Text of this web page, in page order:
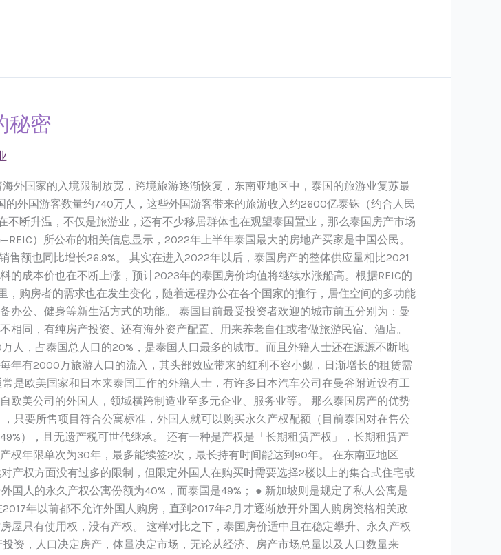
秘密
外国家的入境限制放宽，跨境旅游逐渐恢复，东南亚地区中，泰国的旅游业复苏最
外国游客数量约740万人，这些外国游客带来的旅游收入约2600亿泰铢（约合人民
断升温，不仅是旅游业，还有不少移居群体也在观望泰国置业，那么泰国房产市场
）所公布的相关信息显示，2022年上半年泰国最大的房地产买家是中国公民。
额也同比增长26.9%。 其实在进入2022年以后，泰国房产的整体供应量相比2021
成本价也在不断上涨，预计2023年的泰国房价均值将继续水涨船高。根据REIC的
，购房者的需求也在发生变化，随着远程办公在各个国家的推行，居住空间的多功能
公、健身等新生活方式的功能。 泰国目前最受投资者欢迎的城市前五分别为：曼
同，有纯房产投资、还有海外资产配置、用来养老自住或者做旅游民宿、酒店。
人，占泰国总人口的20%，是泰国人口最多的城市。而且外籍人士还在源源不断地
年有2000万旅游人口的流入，其头部效应带来的红利不容小觑，日渐增长的租赁需
是欧美国家和日本来泰国工作的外籍人士，有许多日本汽车公司在曼谷附近设有工
欧美公司的外国人，领域横跨制造业至多元企业、服务业等。 那么泰国房产的优势
只要所售项目符合公寓标准，外国人就可以购买永久产权配额（目前泰国对在售公
），且无遗产税可世代继承。 还有一种是产权是「长期租赁产权」，长期租赁产
权年限单次为30年，最多能续签2次，最长持有时间能达到90年。 在东南亚地区
产权方面没有过多的限制，但限定外国人在购买时需要选择2楼以上的集合式住宅或
国人的永久产权公寓份额为40%，而泰国是49%； ● 新加坡则是规定了私人公寓是
年以前都不允许外国人购房，直到2017年2月才逐渐放开外国人购房资格相关政
屋只有使用权，没有产权。 这样对比之下，泰国房价适中且在稳定攀升、永久产权
资，人口决定房产，体量决定市场，无论从经济、房产市场总量以及人口数量来